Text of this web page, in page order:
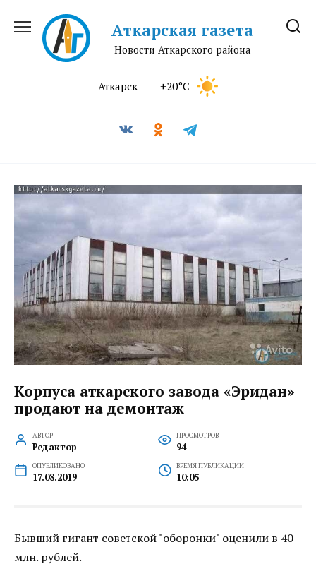
содержанию
Аткарская газета
Новости Аткарского района
Аткарск +20°C
Корпуса аткарского завода «Эридан»
продают на демонтаж
АВТОР
Редактор
ПРОСМОТРОВ
94
ОПУБЛИКОВАНО
17.08.2019
ВРЕМЯ ПУБЛИКАЦИИ
10:05
Бывший гигант советской "оборонки" оценили в 40
млн. рублей.